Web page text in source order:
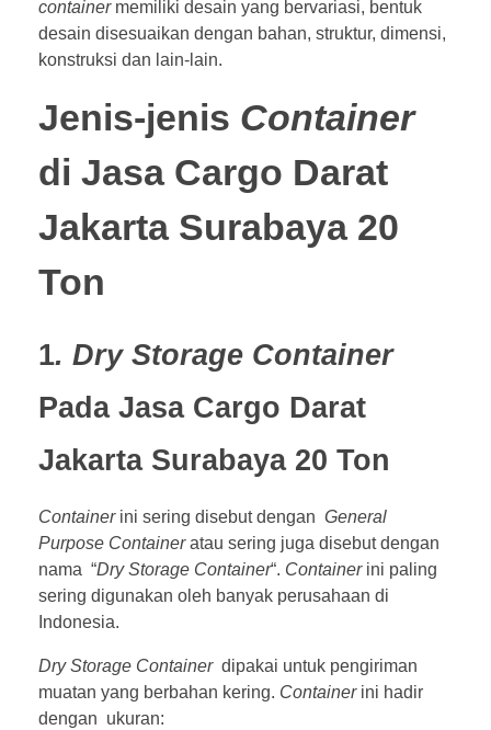
containermemiliki desain yang bervariasi, bentuk
desain disesuaikan dengan bahan, struktur, dimensi,
konstruksi dan lain-lain.
Jenis-jenis Container
di Jasa Cargo Darat
Jakarta Surabaya 20
Ton
1. Dry Storage Container
Pada Jasa Cargo Darat
Jakarta Surabaya 20 Ton
Containerini sering disebut dengan General
Purpose Containeratau sering juga disebut dengan
nama “Dry Storage Container“. Containerini paling
sering digunakan oleh banyak perusahaan di
Indonesia.
Dry Storage Container dipakai untuk pengiriman
muatan yang berbahan kering. Containerini hadir
dengan ukuran: